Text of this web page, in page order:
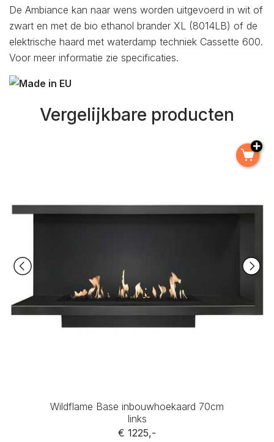
De Ambiance kan naar wens worden uitgevoerd in wit of
zwart en met de bio ethanol brander XL (8014LB) of de
elektrische haard met waterdamp techniek Cassette 600.
Voor meer informatie zie specificaties.
Vergelijkbare producten
Wildflame Base inbouwhoekaard 70cm
links
€ 1225,-